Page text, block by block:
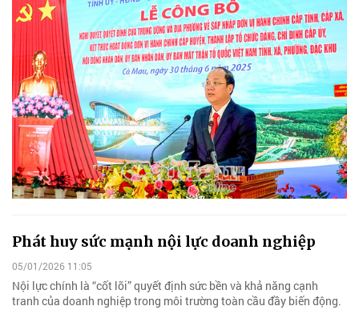
Phát huy sức mạnh nội lực doanh nghiệp
05/01/2026 11:05
Nội lực chính là “cốt lõi” quyết định sức bền và khả năng cạnh
tranh của doanh nghiệp trong môi trường toàn cầu đầy biến động.